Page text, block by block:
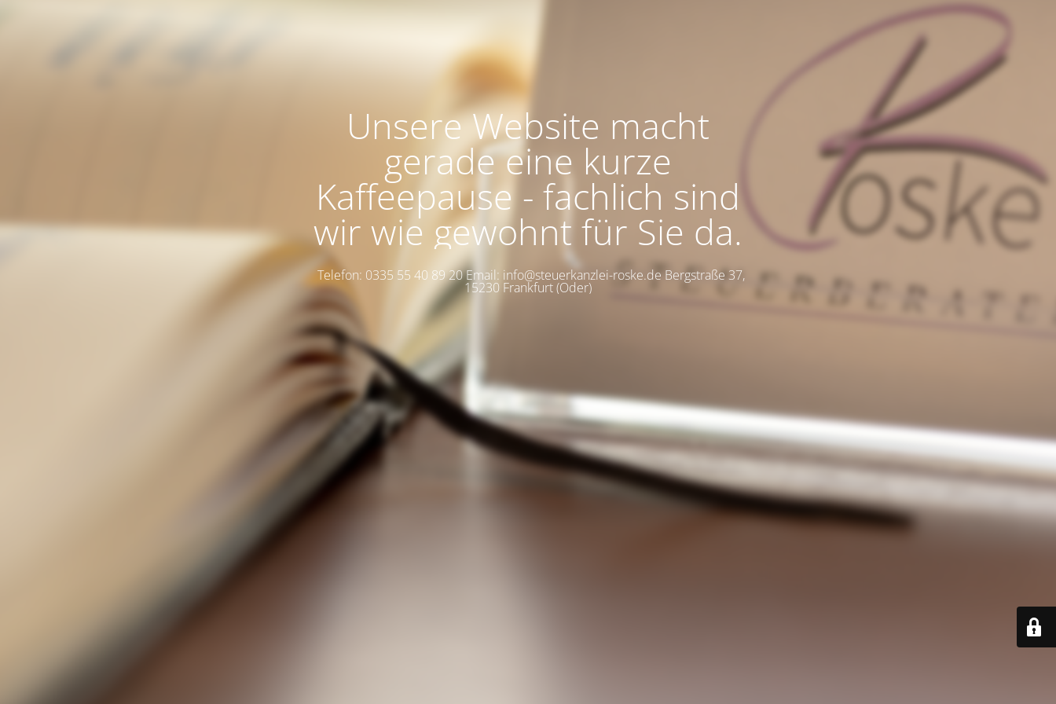
Unsere Website macht
gerade eine kurze
Kaffeepause - fachlich sind
wir wie gewohnt für Sie da.
Telefon: 0335 55 40 89 20 Email: info@steuerkanzlei-roske.de Bergstraße 37,
15230 Frankfurt (Oder)